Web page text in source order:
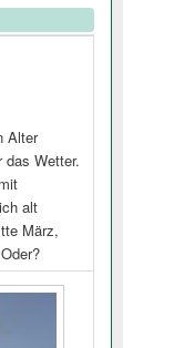
Alter
das Wetter.
alt
März,